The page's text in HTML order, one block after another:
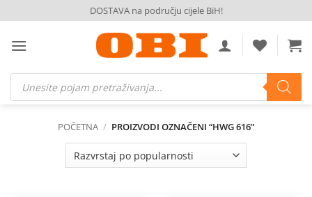
to
content
DOSTAVA na području cijele BiH!
Products
search
POČETNA / PROIZVODI OZNAČENI “HWG 616”